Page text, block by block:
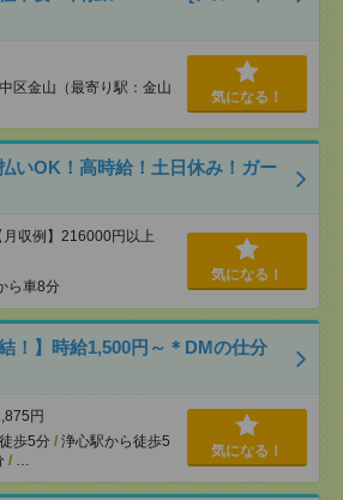
区金山（最寄り駅：金山
気になる！
いOK！高時給！土日休み！ガー
収例】216000円以上
ら車8分
気になる！
！】時給1,500円～＊DMの仕分
円
歩5分 / 浄心駅から徒歩5
/ …
気になる！